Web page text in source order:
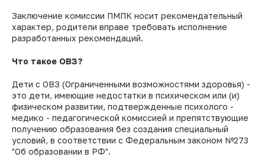
Заключение комиссии ПМПК носит рекомендательный
характер, родители вправе требовать исполнение
разработанных рекомендаций.
Что такое ОВЗ?
Дети с ОВЗ (Ограниченными возможностями здоровья) -
это дети, имеющие недостатки в психическом или (и)
физическом развитии, подтвержденные психолого -
медико - педагогической комиссией и препятствующие
получению образования без создания специальный
условий, в соответствии с Федеральным законом №273
"Об образовании в РФ".